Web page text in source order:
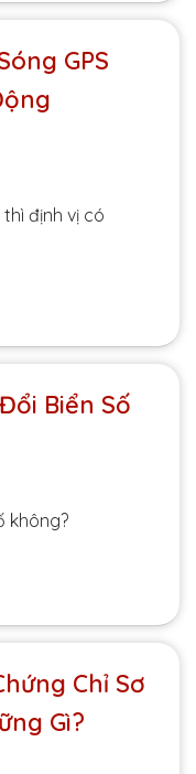
GPS
định vị có
Biển Số
không?
Chỉ Sơ
Gì?